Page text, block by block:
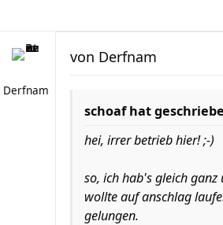
Derfnam
von Derfnam
schoaf hat
hei, irrer betrieb hier! ;-)
so, ich hab's gleich
wollte auf anschlag
gelungen.